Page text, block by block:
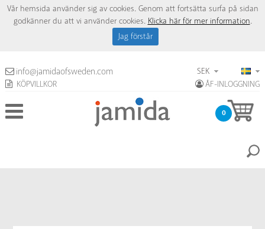
info@jamidaofsweden.com
KÖPVILLKOR
ÅF-INLOGGNING
SEK
0
Vår hemsida använder sig av cookies. Genom att fortsätta surfa på sidan
godkänner du att vi använder cookies.Klicka här för mer information.
Jag förstår